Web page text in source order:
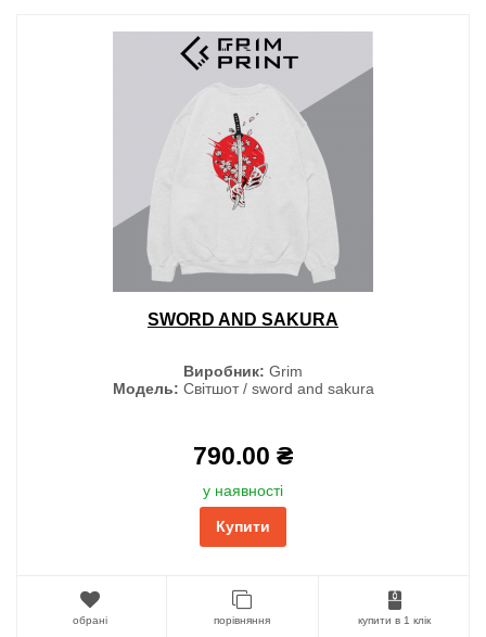
SWORD AND SAKURA
Виробник: Grim
Модель: Світшот / sword and sakura
790.00 ₴
у наявності
Купити
обрані порівняння купити в 1 клік